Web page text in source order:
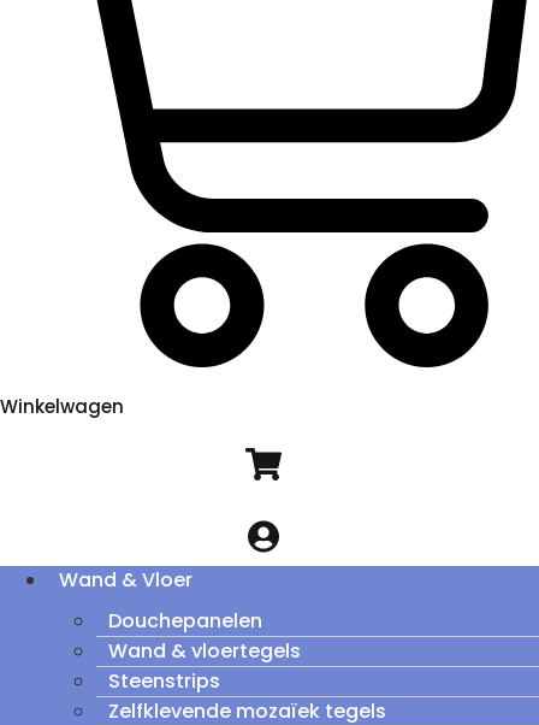
Winkelwagen
Wand & Vloer
Douchepanelen
Wand & vloertegels
Steenstrips
Zelfklevende mozaïek tegels